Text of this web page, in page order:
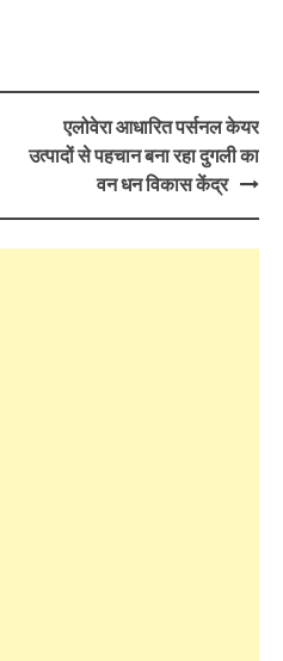
एलोवेरा आधारित पर्सनल केयर
उत्पादों से पहचान बना रहा दुगली का
वन धन विकास केंद्र